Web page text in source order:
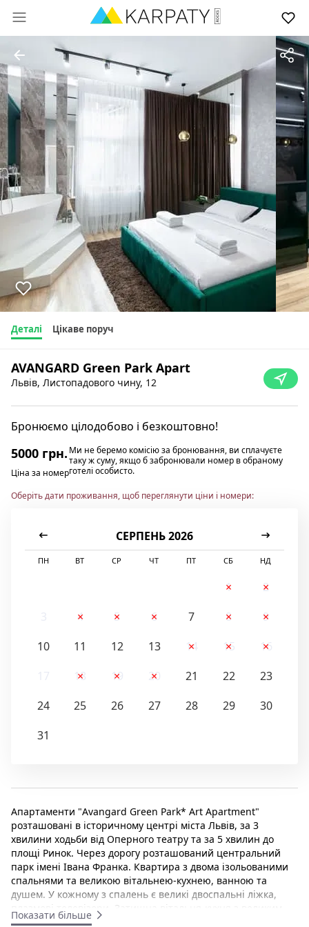
Деталі Цікаве поруч
AVANGARD Green Park Apart
Львів, Листопадового чину, 12
Бронюємо цілодобово і безкоштовно!
5000 грн.
Ціна за номер
Ми не беремо комісію за бронювання, ви сплачуєте
таку ж суму, якщо б забронювали номер в обраному
готелі особисто.
Оберіть дати проживання, щоб переглянути ціни і номери:
СЕРПЕНЬ 2026
ПН ВТ СР ЧТ ПТ СБ НД
1
2
4 5 6 7 8
9
10
11 12 13 14 15
16
18 19 20 21 22
23
24
25 26 27 28 29
30
31
Апартаменти "Avangard Green Park* Art Apartment"
розташовані в історичному центрі міста Львів, за 3
хвилини ходьби від Оперного театру та за 5 хвилин до
площі Ринок. Через дорогу розташований центральний
парк імені Івана Франка. Квартира з двома ізольованими
спальнями та великою вітальнею-кухнею, ванною та
душем. У кожному з спалень є великі двоспальні ліжка,
плазмові телевізори. Затишна вітальня-кухня з великим
обіднім столом та каміном. Кухня обладнана всією
Показати більше